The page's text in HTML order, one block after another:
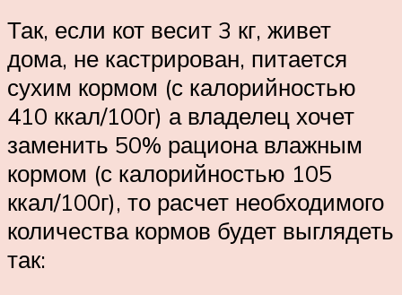
Так, если кот весит 3 кг, живет
дома, не кастрирован, питается
сухим кормом (с калорийностью
410 ккал/100г) а владелец хочет
заменить 50% рациона влажным
кормом (с калорийностью 105
ккал/100г), то расчет необходимого
количества кормов будет выглядеть
так: